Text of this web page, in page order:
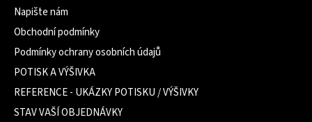
Napište nám
Obchodní podmínky
Podmínky ochrany osobních údajů
POTISK A VÝŠIVKA
REFERENCE - UKÁZKY POTISKU / VÝŠIVKY
STAV VAŠÍ OBJEDNÁVKY